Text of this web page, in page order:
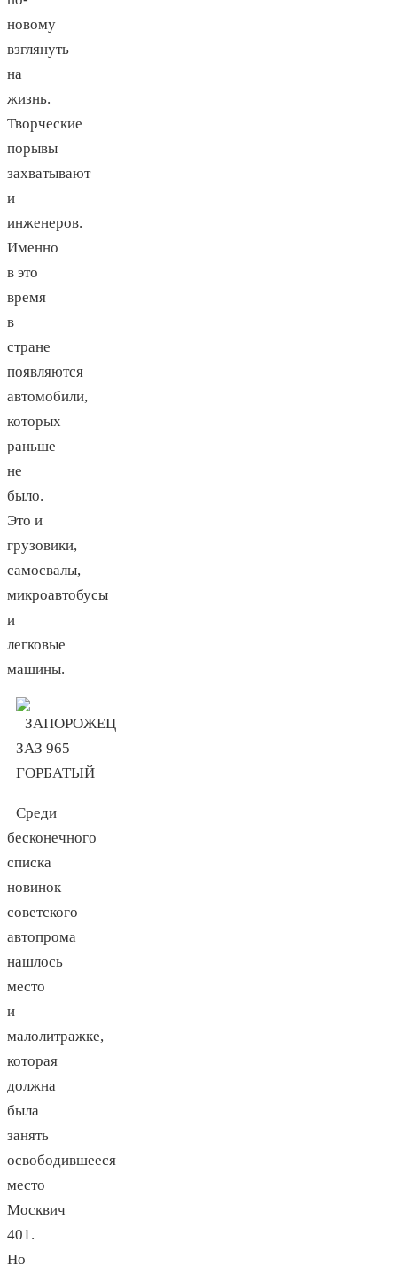
новому
взглянуть
на
жизнь.
Творческие
порывы
захватывают
и
инженеров.
Именно
в это
время
в
стране
появляются
автомобили,
которых
раньше
не
было.
Это и
грузовики,
самосвалы,
микроавтобусы
и
легковые
машины.
Среди
бесконечного
списка
новинок
советского
автопрома
нашлось
место
и
малолитражке,
которая
должна
была
занять
освободившееся
место
Москвич
401.
Но